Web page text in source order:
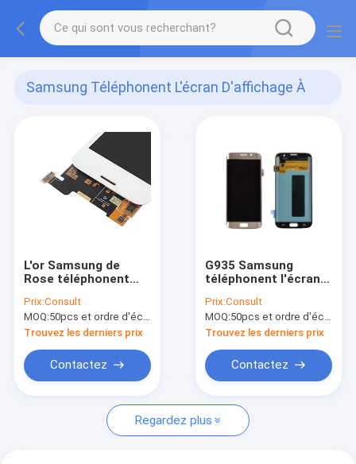
Samsung Téléphonent L'écran D'affichage À
L'or Samsung de
Rose téléphonent
réparation de
convertisseur
analogique-
numérique d'écran
tactile de l'écran J3
J320 d'affichage à
Prix:Consult
MOQ:50pcs et ordre d'échantillon (5-10pcs)
Trouvez les derniers prix
Contactez
G935 Samsung
téléphonent l'écran
liquides pour
l'Assemblée d'écran
tactile multi du bord
S7
Prix:Consult
MOQ:50pcs et ordre d'échantillon (5-10pcs)
Trouvez les derniers prix
Contactez
Regardez plus